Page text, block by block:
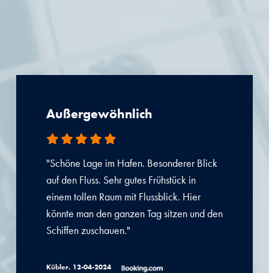
Außergewöhnlich
"Schöne Lage im Hafen. Besonderer Blick
auf den Fluss. Sehr gutes Frühstück in
einem tollen Raum mit Flussblick. Hier
könnte man den ganzen Tag sitzen und den
Schiffen zuschauen."
Kübler, 12-04-2024